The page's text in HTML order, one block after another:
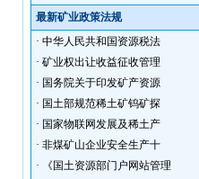
最新矿业政策法规
· 中华人民共和国资源税法
· 矿业权出让收益征收管理
· 国务院关于印发矿产资源
· 国土部规范稀土矿钨矿探
· 国家物联网发展及稀土产
· 非煤矿山企业安全生产十
·
《国土资源部门户网站管理